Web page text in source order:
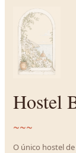
Hostel
~~~
O único hostel